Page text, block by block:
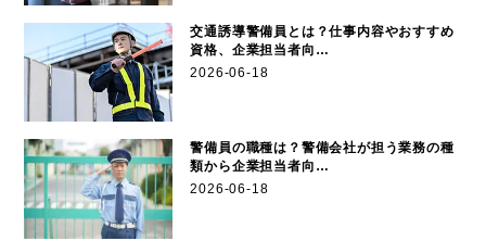
交通誘導警備員とは？仕事内容やおすすめ
資格、企業担当者向…
2026-06-18
警備員の職種は？警備会社が担う業務の種
類から企業担当者向…
2026-06-18